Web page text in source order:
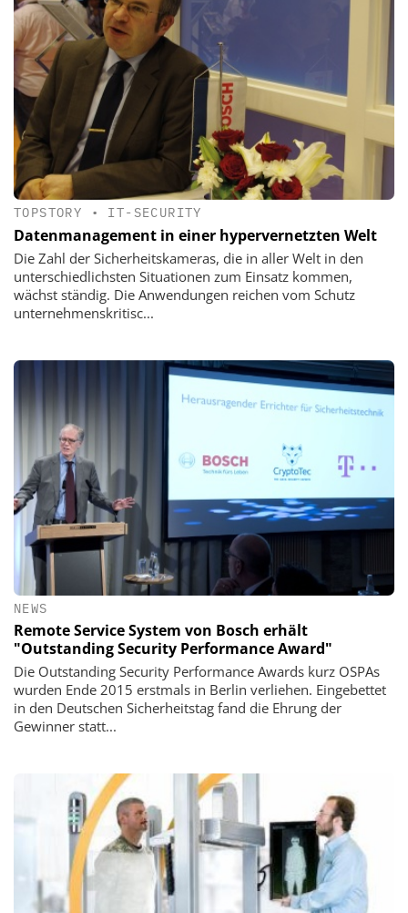
TOPSTORY • IT-SECURITY
Datenmanagement in einer hypervernetzten Welt
Die Zahl der Sicherheitskameras, die in aller Welt in den
unterschiedlichsten Situationen zum Einsatz kommen,
wächst ständig. Die Anwendungen reichen vom Schutz
unternehmenskritisc...
NEWS
Remote Service System von Bosch erhält
"Outstanding Security Performance Award"
Die Outstanding Security Performance Awards kurz OSPAs
wurden Ende 2015 erstmals in Berlin verliehen. Eingebettet
in den Deutschen Sicherheitstag fand die Ehrung der
Gewinner statt...